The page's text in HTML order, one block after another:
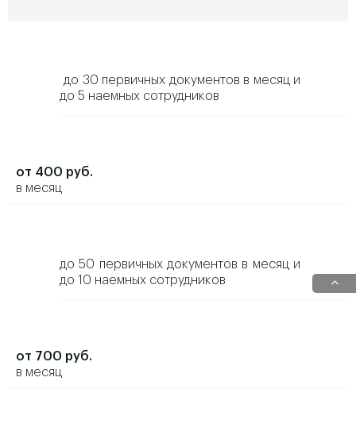
до 30 первичных документов в месяц и
до 5 наемных сотрудников
от 400 руб.
в месяц
до 50 первичных документов в месяц и
до 10 наемных сотрудников
от 700 руб.
в месяц